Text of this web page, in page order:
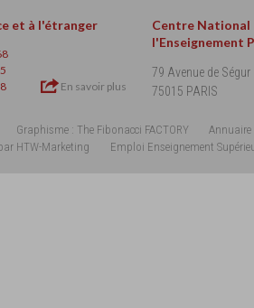
et à l'étranger
En savoir plus
Centre National
l'Enseignement
79 Avenue de Ségur
75015 PARIS
Graphisme : The Fibonacci FACTORY
Annuaire
HTW-Marketing
Emploi Enseignement